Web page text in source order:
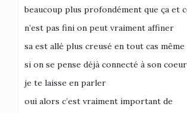
beaucoup plus profondément que ça et
n’est pas fini on peut vraiment affiner
sa est allé plus creusé en tout cas même
si on se pense déjà connecté à son coeur
je te laisse en parler
oui alors c’est vraiment important de